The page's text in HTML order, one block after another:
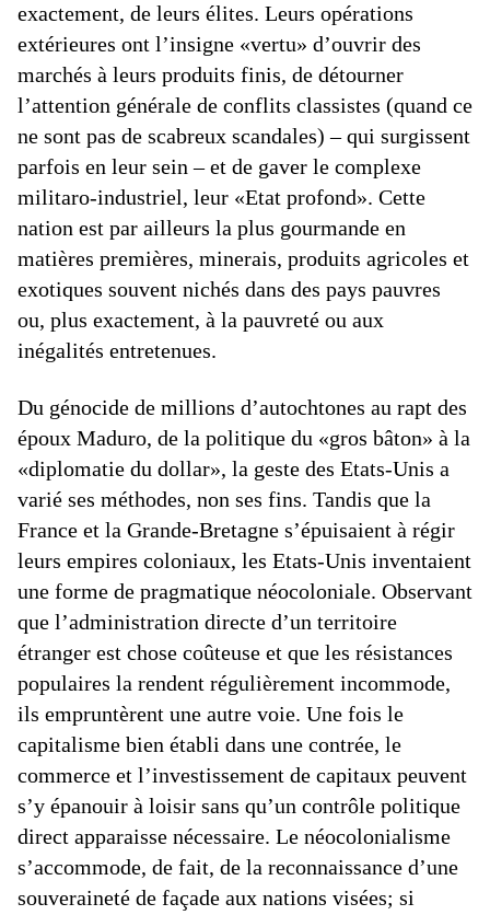
exactement, de leurs élites. Leurs opérations
extérieures ont l’insigne «vertu» d’ouvrir des
marchés à leurs produits finis, de détourner
l’attention générale de conflits classistes (quand ce
ne sont pas de scabreux scandales) – qui surgissent
parfois en leur sein – et de gaver le complexe
militaro-industriel, leur «Etat profond». Cette
nation est par ailleurs la plus gourmande en
matières premières, minerais, produits agricoles et
exotiques souvent nichés dans des pays pauvres
ou, plus exactement, à la pauvreté ou aux
inégalités entretenues.
Du génocide de millions d’autochtones au rapt des
époux Maduro, de la politique du «gros bâton» à la
«diplomatie du dollar», la geste des Etats-Unis a
varié ses méthodes, non ses fins. Tandis que la
France et la Grande-Bretagne s’épuisaient à régir
leurs empires coloniaux, les Etats-Unis inventaient
une forme de pragmatique néocoloniale. Observant
que l’administration directe d’un territoire
étranger est chose coûteuse et que les résistances
populaires la rendent régulièrement incommode,
ils empruntèrent une autre voie. Une fois le
capitalisme bien établi dans une contrée, le
commerce et l’investissement de capitaux peuvent
s’y épanouir à loisir sans qu’un contrôle politique
direct apparaisse nécessaire. Le néocolonialisme
s’accommode, de fait, de la reconnaissance d’une
souveraineté de façade aux nations visées; si